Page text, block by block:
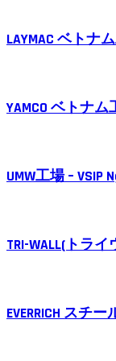
LAYMAC ベトナ
YAMCO ベトナ
UMW工場 –
TRI-WALL(トラ
EVERRICH スチ